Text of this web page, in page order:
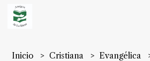
Inicio Cristiana
Evangélica